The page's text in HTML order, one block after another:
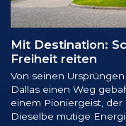
Mit Destination:
Freiheit reiten
Von seinen
Dallas einen Weg
einem Pioniergeist,
Dieselbe mutige